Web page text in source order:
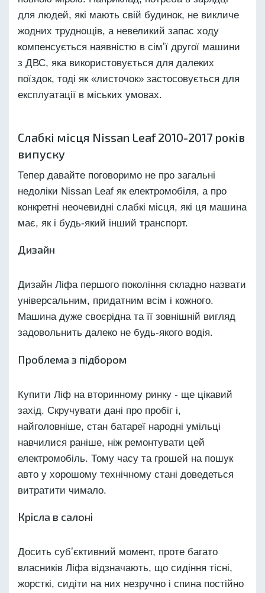
для людей, які мають свій будинок, не викличе
жодних труднощів, а невеликий запас ходу
компенсується наявністю в сімʼї другої машини
з ДВС, яка використовується для далеких
поїздок, тоді як «листочок» застосовується для
експлуатації в міських умовах.
Слабкі місця Nissan Leaf 2010-2017 років
випуску
Тепер давайте поговоримо не про загальні
недоліки Nissan Leaf як електромобіля, а про
конкретні неочевидні слабкі місця, які ця машина
має, як і будь-який інший транспорт.
Дизайн
Дизайн Ліфа першого покоління складно назвати
універсальним, придатним всім і кожного.
Машина дуже своєрідна та її зовнішній вигляд
задовольнить далеко не будь-якого водія.
Проблема з підбором
Купити Ліф на вторинному ринку - ще цікавий
захід. Скручувати дані про пробіг і,
найголовніше, стан батареї народні умільці
навчилися раніше, ніж ремонтувати цей
електромобіль. Тому часу та грошей на пошук
авто у хорошому технічному стані доведеться
витратити чимало.
Крісла в салоні
Досить субʼєктивний момент, проте багато
власників Ліфа відзначають, що сидіння тісні,
жорсткі, сидіти на них незручно і спина постійно